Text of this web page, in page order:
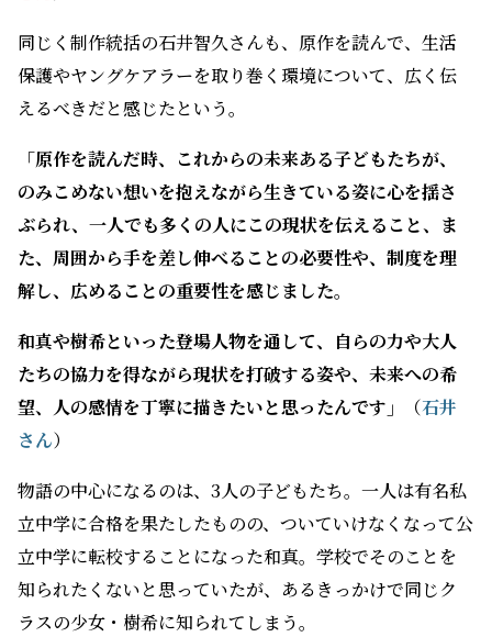
同じく制作統括の石井智久さんも、原作を読んで、生活
保護やヤングケアラーを取り巻く環境について、広く伝
えるべきだと感じたという。
「原作を読んだ時、これからの未来ある子どもたちが、
のみこめない想いを抱えながら生きている姿に心を揺さ
ぶられ、一人でも多くの人にこの現状を伝えること、ま
た、周囲から手を差し伸べることの必要性や、制度を理
解し、広めることの重要性を感じました。
和真や樹希といった登場人物を通して、自らの力や大人
たちの協力を得ながら現状を打破する姿や、未来への希
望、人の感情を丁寧に描きたいと思ったんです」
（石井
さん）
物語の中心になるのは、3人の子どもたち。一人は有名私
立中学に合格を果たしたものの、ついていけなくなって公
立中学に転校することになった和真。学校でそのことを
知られたくないと思っていたが、あるきっかけで同じク
ラスの少女・樹希に知られてしまう。